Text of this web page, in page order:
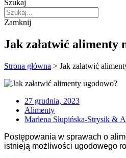
Szukaj
Zamknij
Jak załatwić alimenty
Strona główna > Jak załatwić
27 grudnia, 2023
Alimenty
Marlena Słupińska-Strysik &
Postępowania w sprawach o
istnieją możliwości ugodowego